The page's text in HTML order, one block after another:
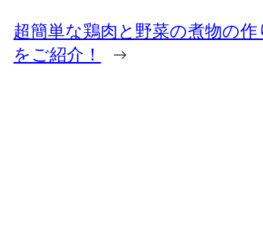
超簡単な鶏肉と野菜の煮物の
をご紹介！
→